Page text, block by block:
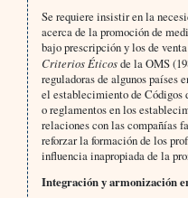
Se requiere insistir en la
acerca de la promoción de
bajo prescripción y los de
Criterios Éticosde la OMS
reguladoras de algunos países
el establecimiento de Códigos
o reglamentos en los
relaciones con las compañías
reforzar la formación de los
influencia inapropiada de la
Integración y armonización